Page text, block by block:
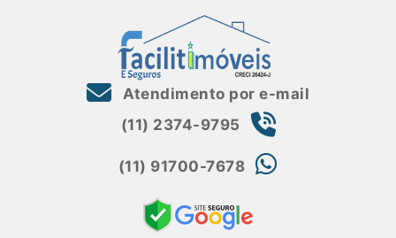
Atendimento por e-mail
(11) 2374-9795
(11) 91700-7678